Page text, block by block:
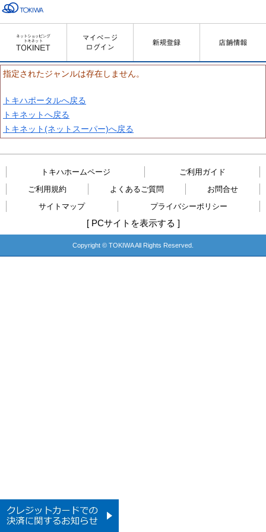
指定されたジャンルは存在しません。
トキハポータルへ戻る
トキネットへ戻る
トキネット(ネットスーパー)へ戻る
トキハホームページ
ご利用ガイド
ご利用規約
よくあるご質問
お問合せ
サイトマップ
プライバシーポリシー
[ PCサイトを表示する ]
Copyright © TOKIWA All Rights Reserved.